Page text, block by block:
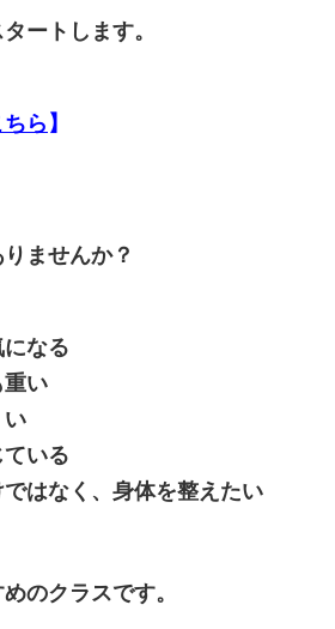
ートします。
ちら 】
ませんか？
になる
重い
い
ている
ではなく、身体を整えたい
のクラスです。